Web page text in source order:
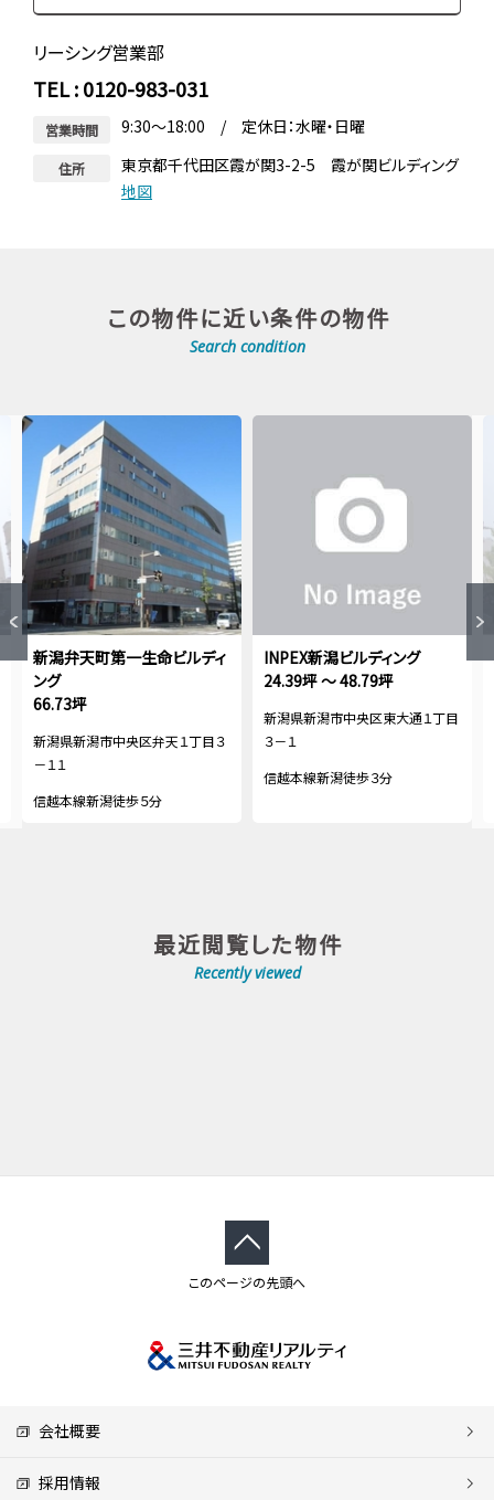
リーシング営業部
TEL : 0120-983-031
営業時間 9:30～18:00 / 定休日：水曜・日曜
住所
東京都千代田区霞が関3-2-5 霞が関ビルディング
地図
この物件に近い条件の物件
Search condition
新潟弁天町第一生命ビルディ
ング
66.73坪
新潟県新潟市中央区弁天１丁目３
－１１
信越本線新潟徒歩５分
INPEX新潟ビルディング
24.39坪 ～ 48.79坪
新潟県新潟市中央区東大通１丁目
３－１
信越本線新潟徒歩３分
最近閲覧した物件
Recently viewed
このページの先頭へ
会社概要
採用情報